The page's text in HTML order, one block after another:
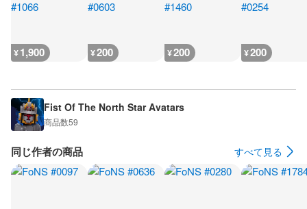
¥1,900 ¥200 ¥200 ¥200
Fist Of The North Star Avatars
商品数59
同じ作者の商品 すべて見る